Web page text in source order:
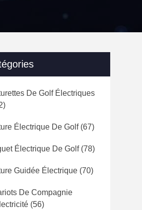
De Golf Électriques
Électrique De Golf(67)
Électrique De Golf(78)
Guidée Électrique (70)
De Compagnie
(56)